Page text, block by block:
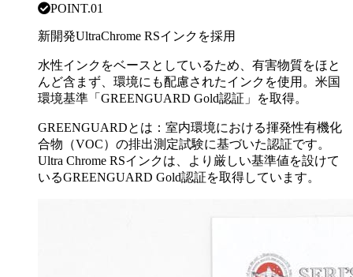
POINT.01
新開発UltraChrome RSインクを採用
水性インクをベースとしているため、有害物質をほと
んど含まず、環境にも配慮されたインクを使用。米国
環境基準「GREENGUARD Gold認証」を取得。
GREENGUARDとは：室内環境における揮発性有機化
合物（VOC）の排出測定試験に基づいた認証です。
Ultra Chrome RSインクは、より厳しい基準値を設けて
いるGREENGUARD Gold認証を取得しています。